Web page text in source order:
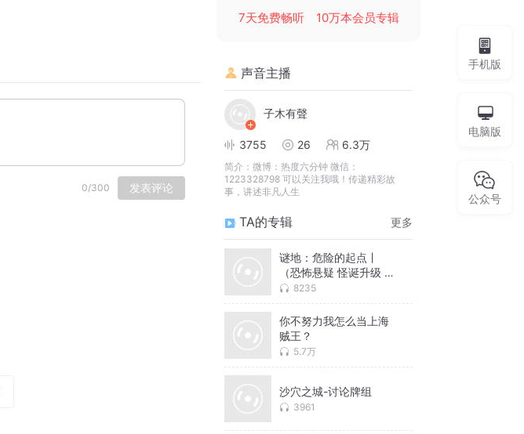
0/300 发表评论
7天免费畅听
10万本会员专辑
声音主播
子木有聲
3755 26 6.3万
简介： 微博：热度六分钟 微信：
1223328798 可以关注我哦！传递精彩故
事，讲述非凡人生
TA的专辑 更多
谜地：危险的起点丨
（恐怖悬疑 怪诞升级 匪
夷所思）
8235
你不努力我怎么当上海
贼王？
5.7万
沙穴之城-讨论牌组
3961
手机版
电脑版
公众号